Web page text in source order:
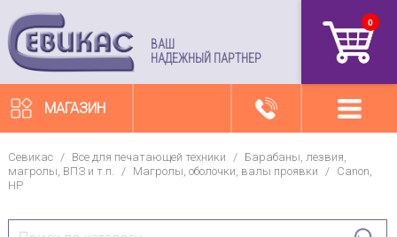
ВАШ
НАДЕЖНЫЙ ПАРТНЕР
0
МАГАЗИН
Севикас / Все для печатающей техники /
Барабаны, лезвия,
магролы, ВПЗ и т.п. / Магролы, оболочки, валы проявки /
Canon,
HP